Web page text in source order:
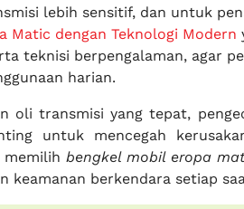
lebih sensitif, dan untuk
Matic dengan Teknologi Modern
teknisi berpengalaman, agar
harian.
oli transmisi yang tepat,
untuk mencegah
memilihbengkel mobil eropa
keamanan berkendara setiap